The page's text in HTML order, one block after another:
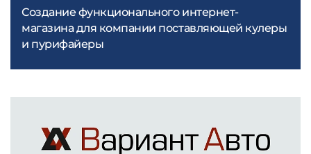
Создание функционального интернет-
магазина для компании поставляющей кулеры
и пурифайеры